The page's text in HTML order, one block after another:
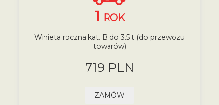
1 ROK
Winieta roczna kat. B do 3.5 t (do przewozu
towarów)
719 PLN
ZAMÓW